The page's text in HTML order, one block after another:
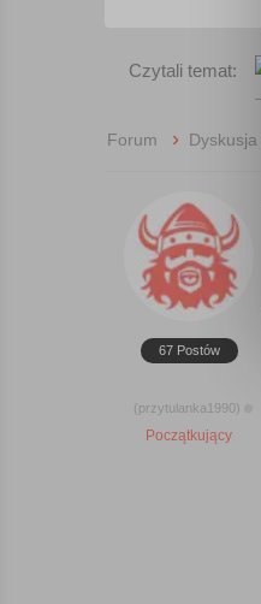
Czytali temat:
Forum › Dyskusja
67 Postów
(przytulanka1990)
Początkujący